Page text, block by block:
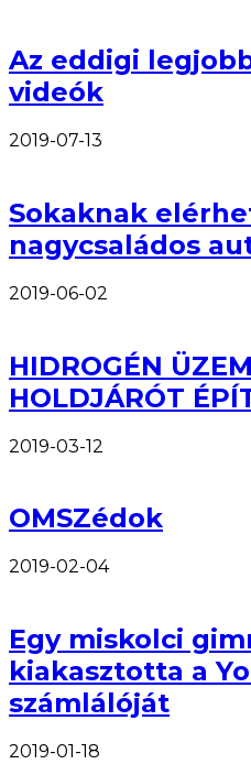
Az eddigi
videók
2019-07-13
Sokaknak
nagycsaládos
2019-06-02
HIDROGÉN
HOLDJÁRÓT
2019-03-12
OMSZédok
2019-02-04
Egy miskolci
kiakasztotta a
számlálóját
2019-01-18